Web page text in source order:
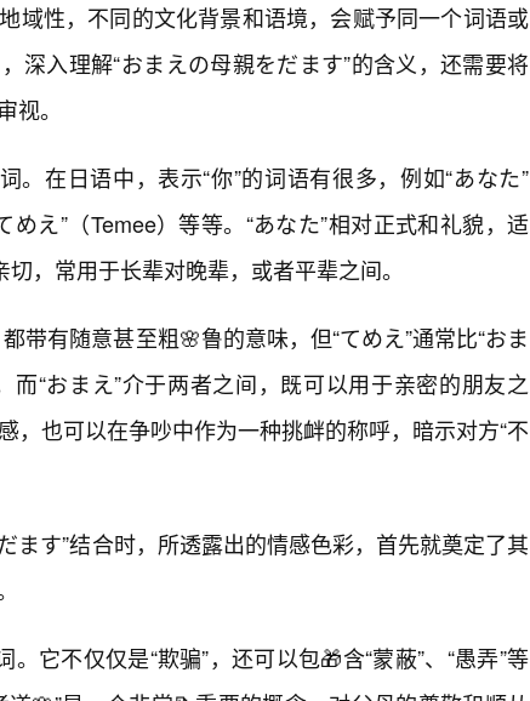
域性，不同的文化背景和语境，会赋予同一个词语或
深入理解“おまえの母親をだます”的含义，还需要将
视。
。在日语中，表示“你”的词语有很多，例如“あなた”
めえ”（Temee）等等。“あなた”相对正式和礼貌，适
，常用于长辈对晚辈，或者平辈之间。
带有随意甚至粗🌸鲁的意味，但“てめえ”通常比“おま
而“おまえ”介于两者之间，既可以用于亲密的朋友之
，也可以在争吵中作为一种挑衅的称呼，暗示对方“不
ます”结合时，所透露出的情感色彩，首先就奠定了其
。它不仅仅是“欺骗”，还可以包🎁含“蒙蔽”、“愚弄”等